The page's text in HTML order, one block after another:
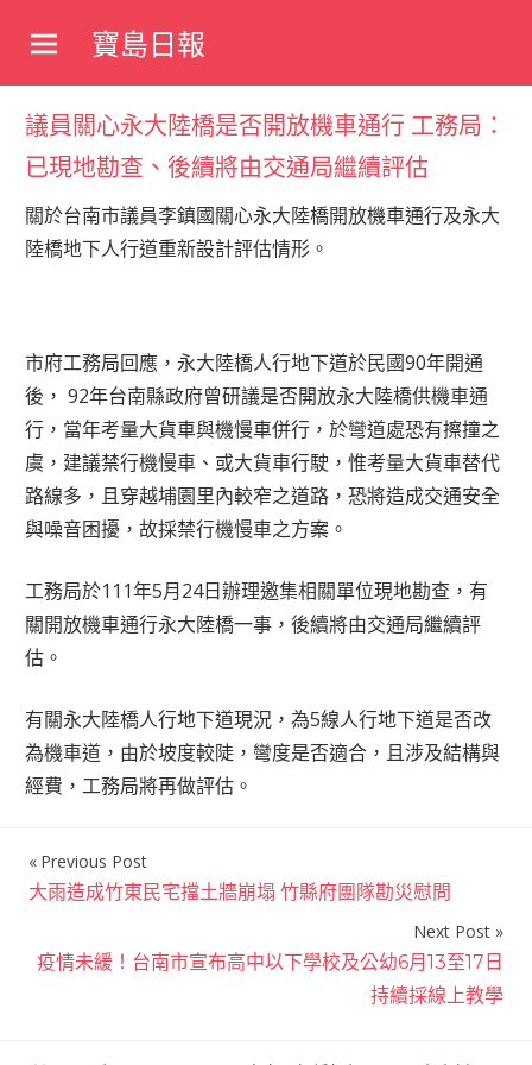
content
寶島日報
新
聞
網
議員關心永大陸橋是否開放機車通行 工務局：
已現地勘查、後續將由交通局繼續評估
關於台南市議員李鎮國關心永大陸橋開放機車通行及永大
陸橋地下人行道重新設計評估情形。
市府工務局回應，永大陸橋人行地下道於民國90年開通
後， 92年台南縣政府曾研議是否開放永大陸橋供機車通
行，當年考量大貨車與機慢車併行，於彎道處恐有擦撞之
虞，建議禁行機慢車、或大貨車行駛，惟考量大貨車替代
路線多，且穿越埔園里內較窄之道路，恐將造成交通安全
與噪音困擾，故採禁行機慢車之方案。
工務局於111年5月24日辦理邀集相關單位現地勘查，有
關開放機車通行永大陸橋一事，後續將由交通局繼續評
估。
有關永大陸橋人行地下道現況，為5線人行地下道是否改
為機車道，由於坡度較陡，彎度是否適合，且涉及結構與
經費，工務局將再做評估。
文
章
導
Previous Post
大雨造成竹東民宅擋土牆崩塌 竹縣府團隊勘災慰問
Next Post
疫情未緩！台南市宣布高中以下學校及公幼6月13至17日
持續採線上教學